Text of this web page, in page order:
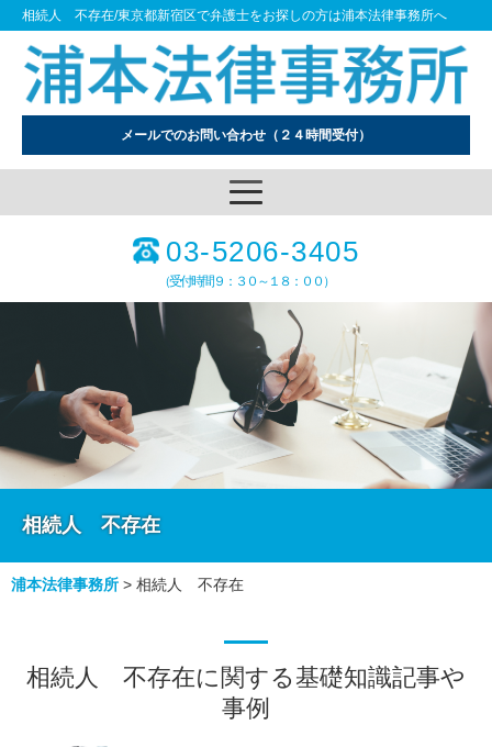
相続人 不存在/東京都新宿区で弁護士をお探しの方は浦本法律事務所へ
メールでのお問い合わせ （２４時間受付）
03-5206-3405
（受付時間９：３０～１８：００）
相続人 不存在
浦本法律事務所 > 相続人 不存在
相続人 不存在に関する基礎知識記事や
事例